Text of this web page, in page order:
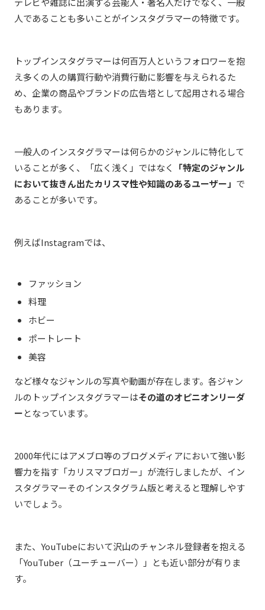
人であることも多いことがインスタグラマーの特徴です。
トップインスタグラマーは何百万人というフォロワーを抱
え多くの人の購買行動や消費行動に影響を与えられるた
め、企業の商品やブランドの広告塔として起用される場合
もあります。
一般人のインスタグラマーは何らかのジャンルに特化して
いることが多く、「広く浅く」ではなく
「特定のジャンル
において抜きん出たカリスマ性や知識のあるユーザー」 で
あることが多いです。
例えばInstagramでは、
ファッション
料理
ホビー
ポートレート
美容
など様々なジャンルの写真や動画が存在します。各ジャン
ルのトップインスタグラマーはその道のオピニオンリーダ
ーとなっています。
2000年代にはアメブロ等のブログメディアにおいて強い影
響力を指す「カリスマブロガー」が流行しましたが、イン
スタグラマーそのインスタグラム版と考えると理解しやす
いでしょう。
また、YouTubeにおいて沢山のチャンネル登録者を抱える
「YouTuber（ユーチューバー）」とも近い部分が有りま
す。